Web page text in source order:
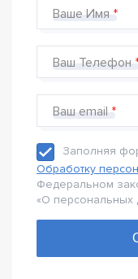
Ваше Имя
Ваш Телефон
Ваш email
Заполняя
Обработку
Федеральном
«О персональных